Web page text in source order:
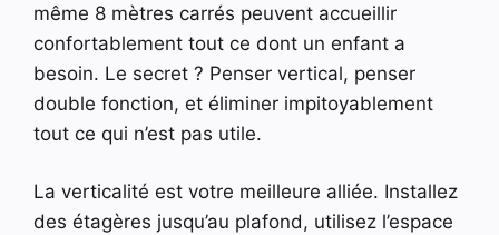
même 8 mètres carrés peuvent accueillir
confortablement tout ce dont un enfant a
besoin. Le secret ? Penser vertical, penser
double fonction, et éliminer impitoyablement
tout ce qui n’est pas utile.
La verticalité est votre meilleure alliée. Installez
des étagères jusqu’au plafond, utilisez l’espace